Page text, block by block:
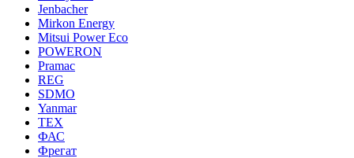
Jenbacher
Mirkon Energy
Mitsui Power Eco
POWERON
Pramac
REG
SDMO
Yanmar
ТЕХ
ФАС
Фрегат